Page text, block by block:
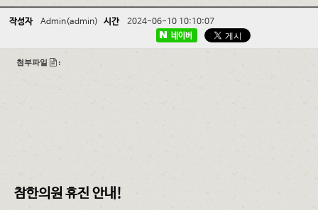
작성자 Admin(admin) 시간 2024-06-10 10:10:07
네이버
첨부파일 :
참한의원 휴진 안내!